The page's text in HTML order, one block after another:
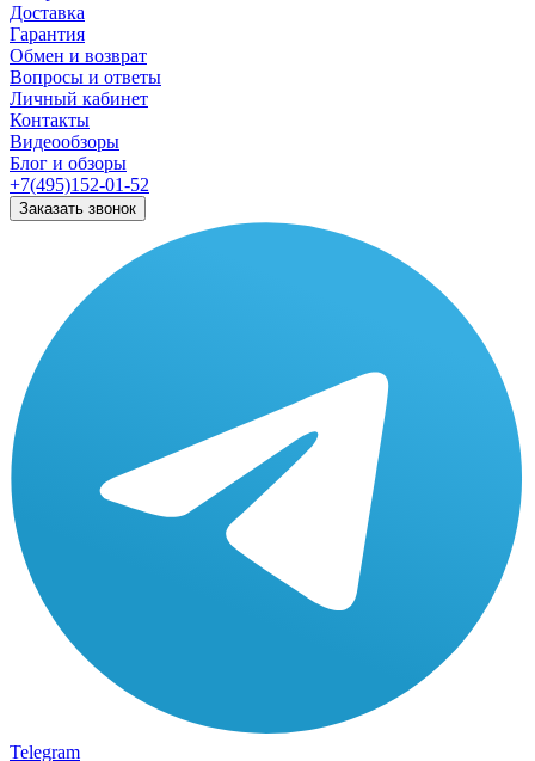
Доставка
Гарантия
Обмен и возврат
Вопросы и ответы
Личный кабинет
Контакты
Видеообзоры
Блог и обзоры
+7(495)152-01-52
Заказать звонок
Telegram